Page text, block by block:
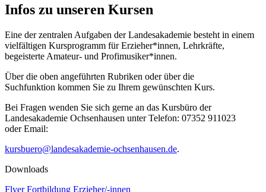
Infos zu unseren Kursen
Eine der zentralen Aufgaben der Landesakademie besteht in einem
vielfältigen Kursprogramm für Erzieher*innen, Lehrkräfte,
begeisterte Amateur- und Profimusiker*innen.
Über die oben angeführten Rubriken oder über die
Suchfunktion kommen Sie zu Ihrem gewünschten Kurs.
Bei Fragen wenden Sie sich gerne an das Kursbüro der
Landesakademie Ochsenhausen unter Telefon: 07352 911023
oder Email:
kursbuero@landesakademie-ochsenhausen.de.
Downloads
Flyer Fortbildung Erzieher/-innen